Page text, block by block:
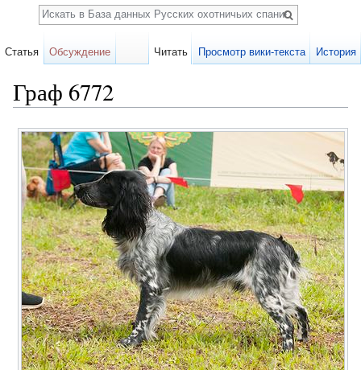
Граф 6772
Карточка
собаки
Статья Обсуждение Читать Просмотр вики-текста История
Поиск